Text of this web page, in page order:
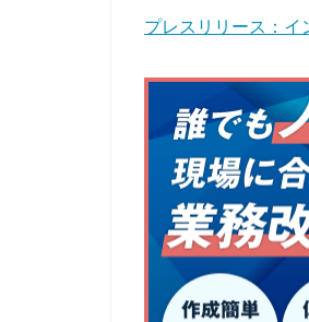
プレスリリース：イ